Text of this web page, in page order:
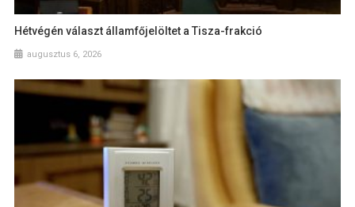
Hétvégén választ államfőjelöltet a Tisza-frakció
augusztus 6, 2026